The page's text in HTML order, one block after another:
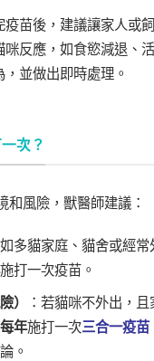
疫苗後，建議讓家人或
咪反應，如食慾減退、
，並做出即時處理。
次？
和風險，獸醫師建議：
如多貓家庭、貓舍或經
施打一次疫苗。
）
：若貓咪不外出，
每年施打一次三合一疫苗
。